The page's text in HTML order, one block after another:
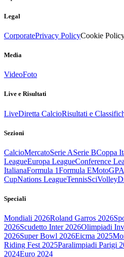
Legal
CorporatePrivacy PolicyCookie
Media
VideoFoto
Live e Risultati
LiveDiretta CalcioRisultati e
Sezioni
CalcioMercatoSerie ASerie BCoppa
LeagueEuropa LeagueConference
ItalianaFormula 1Formula EMotoGP
CupNations LeagueTennisSciVolley
Speciali
Mondiali 2026Roland Garros 2026
2026Scudetto Inter 2026Olimpiadi
2026Super Bowl 2026Eicma 2025
Riding Fest 2025Paralimpiadi Parigi
2024Euro 2024